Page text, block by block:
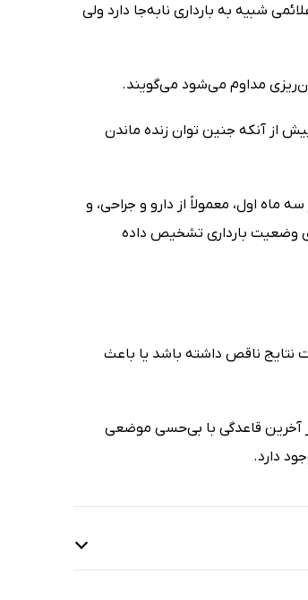
شبیه به بارداری نابه‌جا دارد ولی
مداوم می‌شود می‌گویند.
از آنکه جنین توان زنده ماندن
اول، معمولاً از دارو و جراحی، و
وضعیت بارداری تشخیص داده
نتایج ناقص داشته باشد یا باعث
آخرین قاعدگی با بی‌حسی موضعی
دارد.